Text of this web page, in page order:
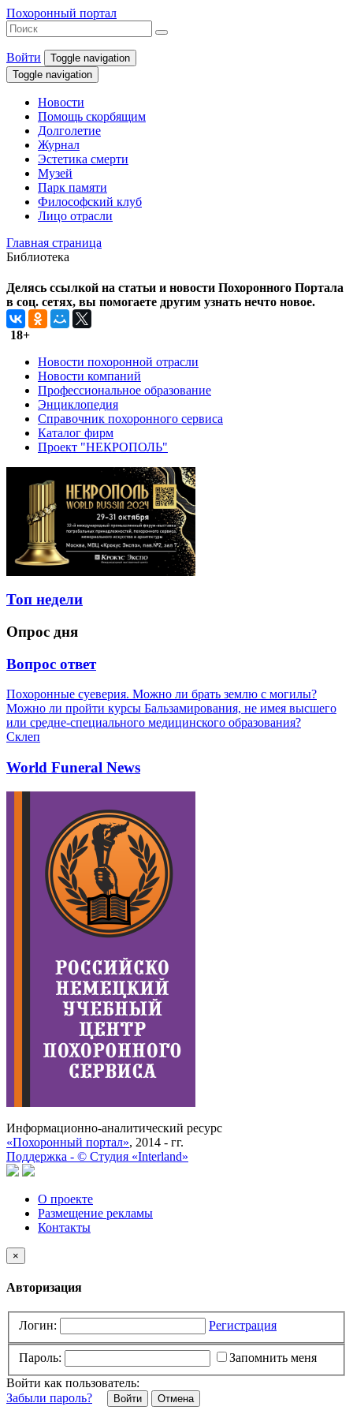
Похоронный портал
Войти
Toggle navigation
Toggle navigation
Новости
Помощь скорбящим
Долголетие
Журнал
Эстетика смерти
Музей
Парк памяти
Философский клуб
Лицо отрасли
Главная страница
Библиотека
Делясь ссылкой на статьи и новости Похоронного Портала
в соц. сетях, вы помогаете другим узнать нечто новое.
18+
Новости похоронной отрасли
Новости компаний
Профессиональное образование
Энциклопедия
Справочник похоронного сервиса
Каталог фирм
Проект "НЕКРОПОЛЬ"
Топ недели
Опрос дня
Вопрос ответ
Похоронные суеверия. Можно ли брать землю с могилы?
Можно ли пройти курсы Бальзамирования, не имея высшего
или средне-специального медицинского образования?
Склеп
World Funeral News
Информационно-аналитический ресурс
«Похоронный портал», 2014 - гг.
Поддержка - © Cтудия «Interland»
О проекте
Размещение рекламы
Контакты
×
Авторизация
Логин: Регистрация
Пароль:
Запомнить меня
Войти как пользователь:
Забыли пароль?
Отмена